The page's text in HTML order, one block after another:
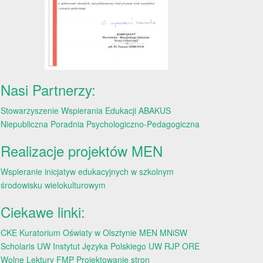
Nasi Partnerzy:
Stowarzyszenie Wspierania Edukacji ABAKUS
Niepubliczna Poradnia Psychologiczno-Pedagogiczna
Realizacje projektów MEN
Wspieranie inicjatyw edukacyjnych w szkolnym
środowisku wielokulturowym
Ciekawe linki:
CKE Kuratorium Oświaty w Olsztynie MEN MNiSW
Scholaris UW Instytut Języka Polskiego UW RJP ORE
Wolne Lektury FMP Projektowanie stron